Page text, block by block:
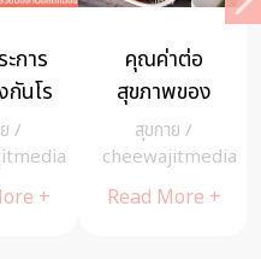
การ
กันโร
อร์
า
/
+
คุณค่าต่อ
สุขภาพของ
อาหารอีสาน
สุขกาย /
cheewajitmedia
Read More +